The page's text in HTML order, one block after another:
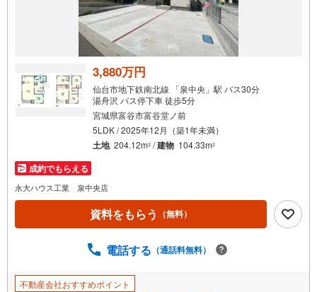
3,880万円
仙台市地下鉄南北線 「泉中央」駅 バス30分
湯舟沢 バス停下車 徒歩5分
宮城県富谷市富谷堂ノ前
5LDK / 2025年12月（築1年未満）
土地 204.12m2 /建物 104.33m2
成約でもらえる
永大ハウス工業 泉中央店
資料をもらう （無料）
電話する （通話料無料）
不動産会社おすすめポイント